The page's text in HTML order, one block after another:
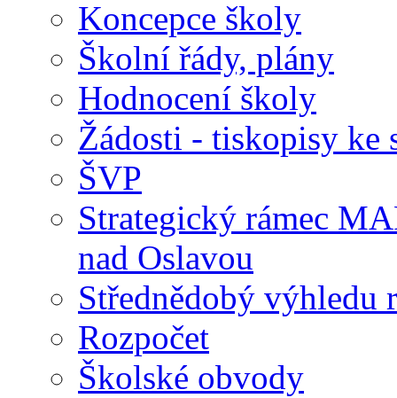
Koncepce školy
Školní řády, plány
Hodnocení školy
Žádosti - tiskopisy ke
ŠVP
Strategický rámec
nad Oslavou
Střednědobý výhledu
Rozpočet
Školské obvody